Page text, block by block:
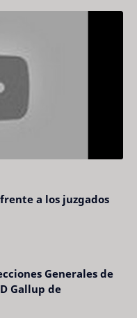
frente a los juzgados
Generales de
Gallup de